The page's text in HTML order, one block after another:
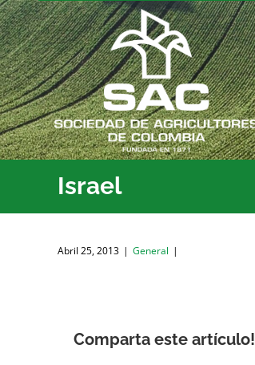
Saltar
al
contenido
Israel
Abril 25, 2013 | General |
Comparta este artículo!